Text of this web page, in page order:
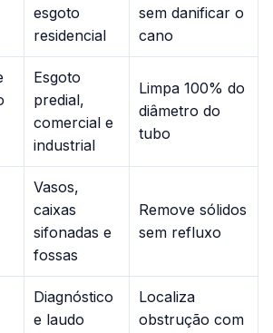
esgoto
residencial
sem danificar o
cano
Esgoto
predial,
comercial e
industrial
Limpa 100% do
diâmetro do
tubo
Vasos,
caixas
sifonadas e
fossas
Remove sólidos
sem refluxo
Diagnóstico
e laudo
Localiza
obstrução com